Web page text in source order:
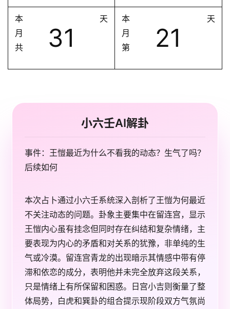
本
月
共
31
天
本
月
第
21
天
小六壬AI解卦
事件：王愷最近为什么不看我的动态？生气了吗？
后续如何
本次占卜通过小六壬系统深入剖析了王愷为何最近
不关注动态的问题。卦象主要集中在留连宫，显示
王愷内心虽有挂念但同时存在纠结和复杂情绪，主
要表现为内心的矛盾和对关系的犹豫，非单纯的生
气或冷漠。留连宫青龙的出现暗示其情感中带有停
滞和依恋的成分，表明他并未完全放弃这段关系，
只是情绪上有所保留和困惑。日宫小吉则衡量了整
体局势，白虎和巽卦的组合提示现阶段双方气氛尚